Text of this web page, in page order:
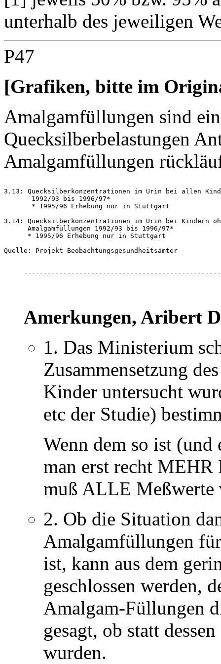
unterhalb des jeweiligen
P47
[Grafiken, bitte im
Amalgamfüllungen sind
Quecksilberbelastungen
Amalgamfüllungen
3.13: Quecksilberkonzentrationen im Urin bei allen
       1992/93 bis 1996/97*
       * 1995/96 Erhebung nur in Stuttgart
3.14: Quecksilberkonzentrationen im Urin bei Kindern
      Amalgamfüllungen 1992/93 bis 1996/97*
      * 1995/96 Erhebung nur in Stuttgart
Quelle: Projekt Beobachtungsgesundheitsämter
Amerkungen, Aribert
1. Das Ministerium
Zusammensetzung
Kinder untersucht
etc der Studie)
Wenn dem so ist (und
man erst recht MEHR
muß ALLE Meßwerte
2. Ob die Situation
Amalgamfüllungen
ist, kann aus dem
geschlossen werden,
Amalgam-Füllungen
gesagt, ob statt
wurden.